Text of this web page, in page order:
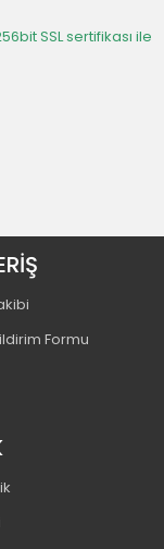
SSL sertifikası ile
Formu